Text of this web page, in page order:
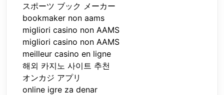
スポーツ ブック メーカー
bookmaker non aams
migliori casino non AAMS
migliori casino non AAMS
meilleur casino en ligne
해외 카지노 사이트 추천
オンカジ アプリ
online igre za denar